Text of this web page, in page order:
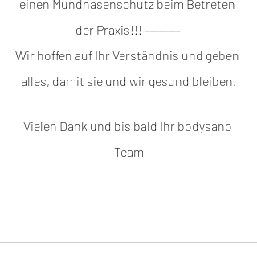
einen Mundnasenschutz beim Betreten
der Praxis!!! ────
Wir hoffen auf Ihr Verständnis und geben
alles, damit sie und wir gesund bleiben.
Vielen Dank und bis bald Ihr bodysano
Team